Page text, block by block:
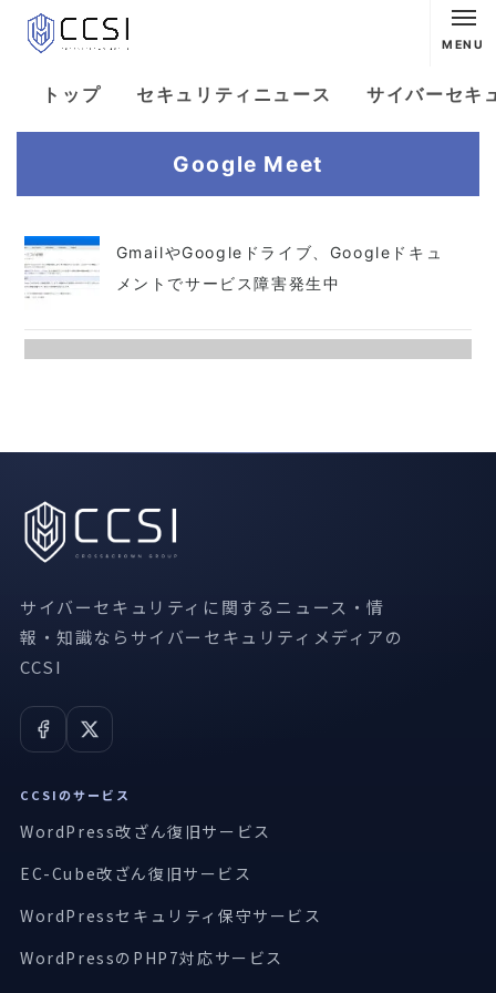
MENU
トップ セキュリティニュース サイバーセキ
Google Meet
GmailやGoogleドライブ、Googleドキュ
メントでサービス障害発生中
サイバーセキュリティに関するニュース・情
報・知識ならサイバーセキュリティメディアの
CCSI
CCSIのサービス
WordPress改ざん復旧サービス
EC-Cube改ざん復旧サービス
WordPressセキュリティ保守サービス
WordPressのPHP7対応サービス